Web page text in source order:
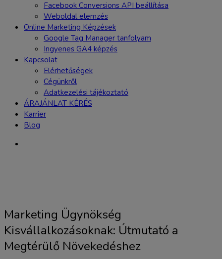
Facebook Conversions API beállítása
Weboldal elemzés
Online Marketing Képzések
Google Tag Manager tanfolyam
Ingyenes GA4 képzés
Kapcsolat
Elérhetőségek
Cégünkről
Adatkezelési tájékoztató
ÁRAJÁNLAT KÉRÉS
Karrier
Blog
Marketing Ügynökség
Kisvállalkozásoknak: Útmutató a
Megtérülő Növekedéshez